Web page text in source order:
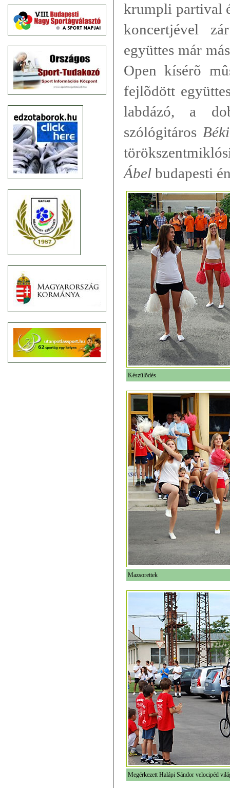
krumpli partival
koncertjével
együttes már
Open kísérõ
fejlõdött
labdázó, a
szólógitáros
Ábel budapesti
Készülõdés
Mazsorettek
Megérkezett Halápi Sándor velocipéd